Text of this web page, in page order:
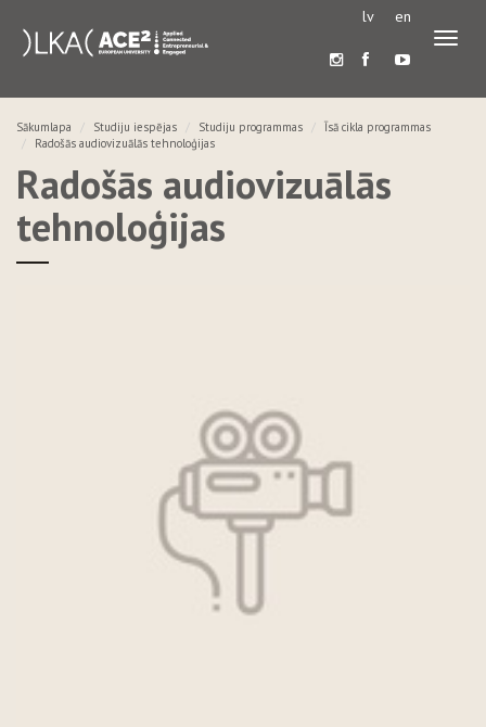
lv en
Sākumlapa Studiju iespējas Studiju programmas
Īsā cikla programmas
Radošās audiovizuālās tehnoloģijas
Radošās audiovizuālās
tehnoloģijas